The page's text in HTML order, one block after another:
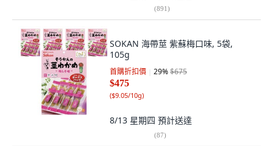
(891)
SOKAN 海帶莖 紫蘇梅口味, 5袋,
105g
首購折扣價 29%$675
$475
($9.05/10g)
8/13 星期四 預計送達
(87)